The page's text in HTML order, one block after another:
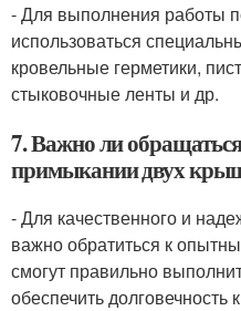
- Для выполнения работы
использоваться
кровельные герметики,
стыковочные ленты и др.
7. Важно ли
примыкании двух
- Для качественного и
важно обратиться к
смогут правильно
обеспечить долговечность